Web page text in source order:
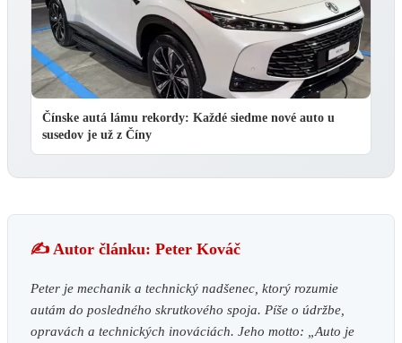
Čínske autá lámu rekordy: Každé siedme nové auto u
susedov je už z Číny
✍️ Autor článku: Peter Kováč
Peter je mechanik a technický nadšenec, ktorý rozumie
autám do posledného skrutkového spoja. Píše o údržbe,
opravách a technických inováciách. Jeho motto: „Auto je